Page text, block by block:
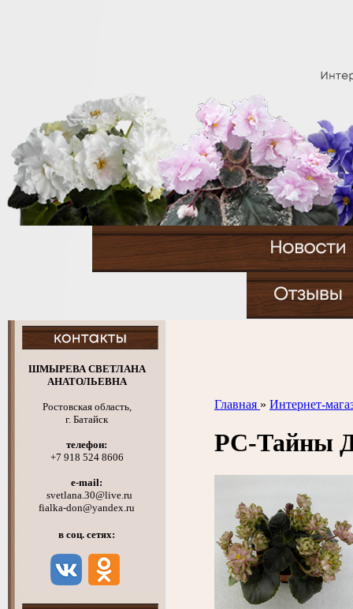
ШМЫРЕВА СВЕТЛАНА
АНАТОЛЬЕВНА
Ростовская область,
г. Батайск
телефон:
+7 918 524 8606
e-mail:
svetlana.30@live.ru
fialka-don@yandex.ru
в соц. сетях:
Главная » Интернет-
РС-Тайны